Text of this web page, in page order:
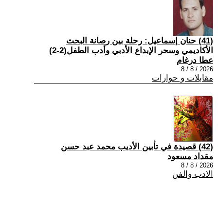
(41) حنان إسماعيل: رحلة بين رصانة البحث
الأكاديمي وسحر الإبداع الأدبي وأدب الطفل(2-2)
عطا درغام
2026 / 8 / 8
مقابلات و حوارات
(42) قصيدة في تأبين الأديب محمد عبد حسن
مقداد مسعود
2026 / 8 / 8
الادب والفن